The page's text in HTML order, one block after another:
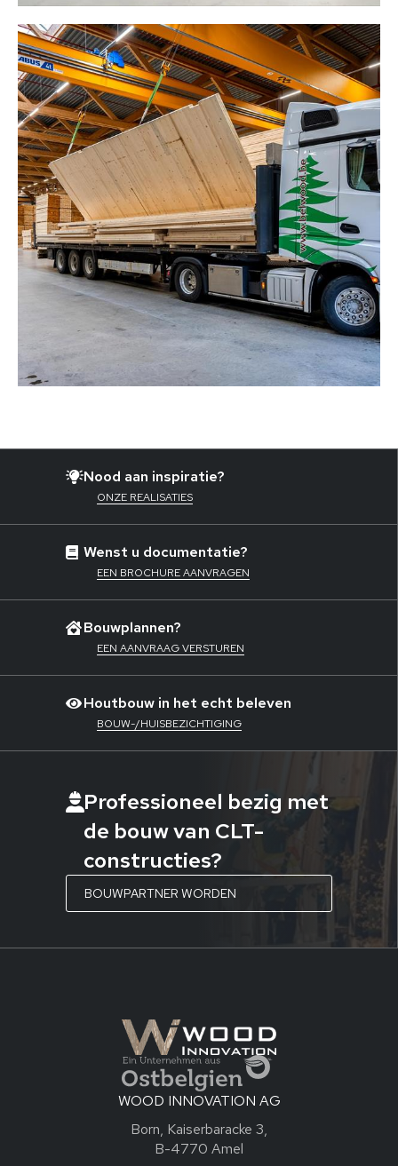
Nood aan inspiratie?
ONZE REALISATIES
Wenst u documentatie?
EEN BROCHURE AANVRAGEN
Bouwplannen?
EEN AANVRAAG VERSTUREN
Houtbouw in het echt beleven
BOUW-/HUISBEZICHTIGING
Professioneel bezig met
de bouw van CLT-
constructies?
BOUWPARTNER WORDEN
WOOD INNOVATION AG
Born, Kaiserbaracke 3,
B-4770 Amel